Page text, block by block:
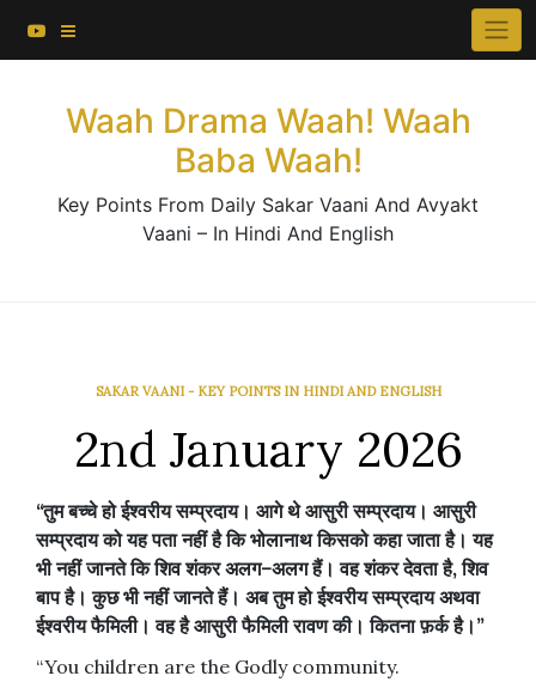
Waah Drama Waah! Waah
Baba Waah!
Key Points From Daily Sakar Vaani And Avyakt
Vaani – In Hindi And English
SAKAR VAANI - KEY POINTS IN HINDI AND ENGLISH
2nd January 2026
“तुम बच्चे हो ईश्वरीय सम्प्रदाय। आगे थे आसुरी सम्प्रदाय। आसुरी
सम्प्रदाय को यह पता नहीं है कि भोलानाथ किसको कहा जाता है। यह
भी नहीं जानते कि शिव शंकर अलग–अलग हैं। वह शंकर देवता है,शिव
बाप है। कुछ भी नहीं जानते हैं। अब तुम हो ईश्वरीय सम्प्रदाय अथवा
ईश्वरीय फैमिली। वह है आसुरी फैमिली रावण की। कितना फ़र्क है। ”
“You children are the Godly community.
×